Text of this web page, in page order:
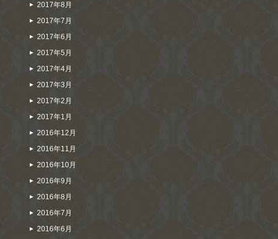
2017年8月
2017年7月
2017年6月
2017年5月
2017年4月
2017年3月
2017年2月
2017年1月
2016年12月
2016年11月
2016年10月
2016年9月
2016年8月
2016年7月
2016年6月